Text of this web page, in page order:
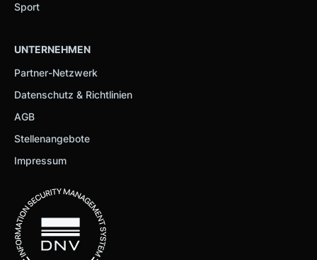
Sport
UNTERNEHMEN
Partner-Netzwerk
Datenschutz & Richtlinien
AGB
Stellenangebote
Impressum